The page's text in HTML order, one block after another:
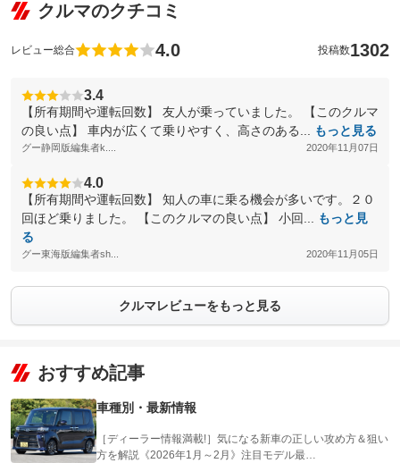
クルマのクチコミ
レビュー総合 4.0 投稿数1302
3.4
【所有期間や運転回数】 友人が乗っていました。 【このクルマ
の良い点】 車内が広くて乗りやすく、高さのある...
もっと見る
グー静岡版編集者k.... 2020年11月07日
4.0
【所有期間や運転回数】 知人の車に乗る機会が多いです。２０
回ほど乗りました。 【このクルマの良い点】 小回...
もっと見
る
グー東海版編集者sh... 2020年11月05日
クルマレビューをもっと見る
おすすめ記事
車種別・最新情報
［ディーラー情報満載!］気になる新車の正しい攻め方＆狙い
方を解説《2026年1月～2月》注目モデル最…